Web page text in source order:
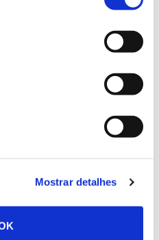
Mostrar detalhes
tem propiciado novas
alentejana, com
e despela da